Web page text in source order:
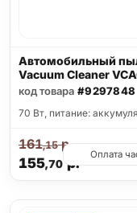
Автомобильный
Vacuum Cleaner
код товара #9297848
70 Вт, питание:
155,70р.
161,15р.
Оплата